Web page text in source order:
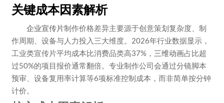
关键成本因素解析
企业宣传片制作价格差异主要源于创意策划复杂度、制
作周期、设备与人力投入三大维度。2026年行业数据显示，
工业类宣传片平均成本比消费品类高37%， 三维动画占比超
过50%的项目报价通常翻倍。专业制作公司会通过分镜脚本
预审、设备复用率计算等6项标准控制成本，而非简单按分钟
计价。